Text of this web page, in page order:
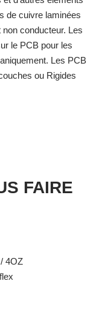
de cuivre laminées
conducteur. Les
le PCB pour les
Les PCB
ou Rigides
FAIRE
4OZ